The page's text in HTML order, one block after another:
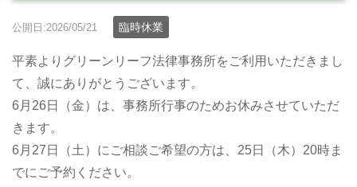
公開日:2026/05/21 臨時休業
平素よりグリーンリーフ法律事務所をご利用いただきまし
て、誠にありがとうございます。
6月26日（金）は、事務所行事のためお休みさせていただ
きます。
6月27日（土）にご相談ご希望の方は、25日（木）20時ま
でにご予約ください。